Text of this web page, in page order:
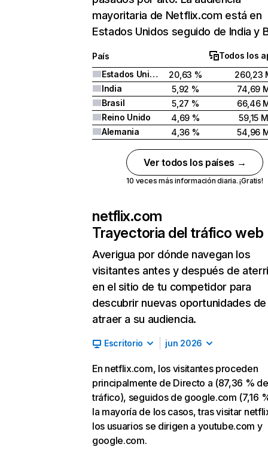
mayoritaria de Netflix.com está en
Estados Unidos seguido de India y
País
Todos los
Estados Unidos
20,63 %
260,23
India
5,92 %
74,69
Brasil
5,27 %
66,46
Reino Unido
4,69 %
59,15 M
Alemania
4,36 % 54,96
Ver todos los países →
10 veces más información diaria. ¡Gratis!
netflix.com
Trayectoria del tráfico web
Averigua por dónde navegan los
visitantes antes y después de
en el sitio de tu competidor para
descubrir nuevas oportunidades de
atraer a su audiencia.
Escritorio jun 2026
En netflix.com, los visitantes proceden
principalmente de Directo a (87,36 % de
tráfico), seguidos de google.com (7,16
la mayoría de los casos, tras visitar
los usuarios se dirigen a youtube.com y
google.com.